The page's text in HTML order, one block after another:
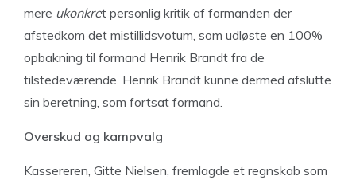
mere ukonkret personlig kritik af formanden der
afstedkom det mistillidsvotum, som udløste en 100%
opbakning til formand Henrik Brandt fra de
tilstedeværende. Henrik Brandt kunne dermed afslutte
sin beretning, som fortsat formand.
Overskud og kampvalg
Kassereren, Gitte Nielsen, fremlagde et regnskab som